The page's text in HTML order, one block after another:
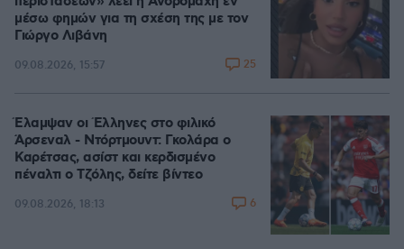
μέσω φημών για τη σχέση της με τον
Γιώργο Λιβάνη
09.08.2026, 15:57 25
Έλαμψαν οι Έλληνες στο φιλικό
Άρσεναλ - Ντόρτμουντ: Γκολάρα ο
Καρέτσας, ασίστ και κερδισμένο
πέναλτι ο Τζόλης, δείτε βίντεο
09.08.2026, 18:13 6